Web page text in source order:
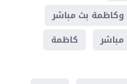
وكاظمة بث مباشر
مباشر
كاظمة